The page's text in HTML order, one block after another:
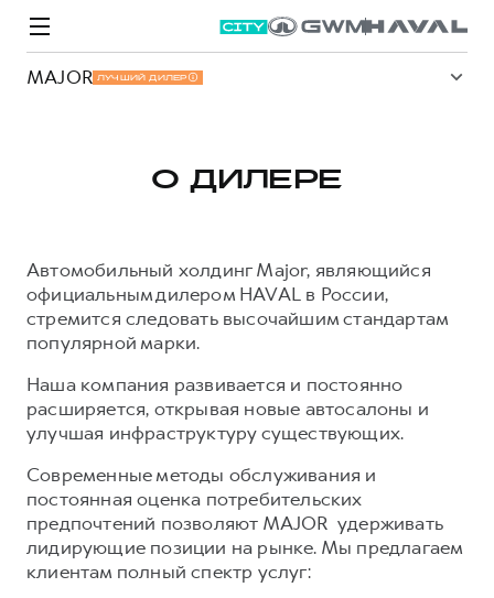
MAJOR ЛУЧШИЙ ДИЛЕР
M6
от 2 049 000 ₽
JOLION
от 2 049 000 ₽
ВЫБОР И ПОКУПКА
Автомобили в наличии
Конфигуратор HAVAL
Аксессуары HAVAL
Программа «HAVAL Защита+»
Тест-драйв
Трейд-ин
СЕРВИС
Все о сервисе
Запись на сервис
Моторное масло
СЕРВИСНОЕ ОБСЛУЖИВАНИЕ
Нулевое ТО
СПЕЦПРЕДЛОЖЕНИЯ
Покупателям
Владельцам
БРЕНД HAVAL
О бренде
Новости
О GWM
ИНФОРМАЦИЯ О ДИЛЕРЕ
О дилере
Наша команда
О ДИЛЕРЕ
Автомобильный холдинг Major, являющийся
официальным дилером HAVAL в России,
стремится следовать высочайшим стандартам
популярной марки.
Наша компания развивается и постоянно
расширяется, открывая новые автосалоны и
улучшая инфраструктуру существующих.
Современные методы обслуживания и
постоянная оценка потребительских
предпочтений позволяют MAJOR удерживать
лидирующие позиции на рынке. Мы предлагаем
клиентам полный спектр услуг: